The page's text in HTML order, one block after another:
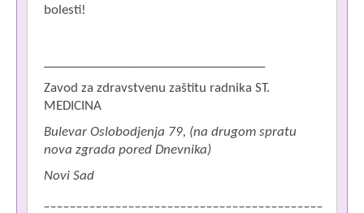
bolesti!
Zavod za zdravstvenu zaštitu radnika ST.
MEDICINA
Bulevar Oslobodjenja 79, (na drugom spratu
nova zgrada pored Dnevnika)
Novi Sad